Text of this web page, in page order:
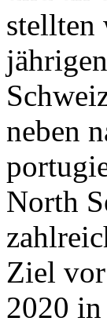
stellten
neben
North
Ziel
2020